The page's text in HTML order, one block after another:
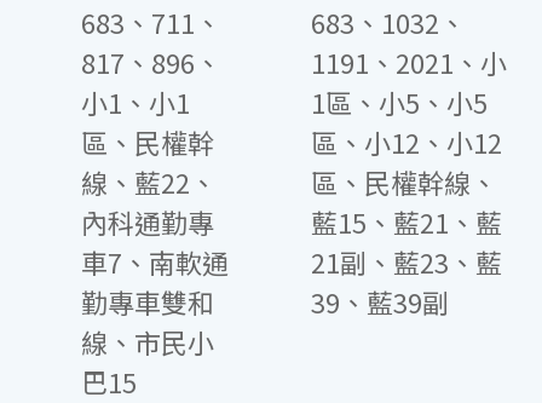
683、711、
817、896、
小1、小1
區、民權幹
線、藍22、
內科通勤專
車7、南軟通
勤專車雙和
線、市民小
巴15
683、1032、
1191、2021、小
1區、小5、小5
區、小12、小12
區、民權幹線、
藍15、藍21、藍
21副、藍23、藍
39、藍39副